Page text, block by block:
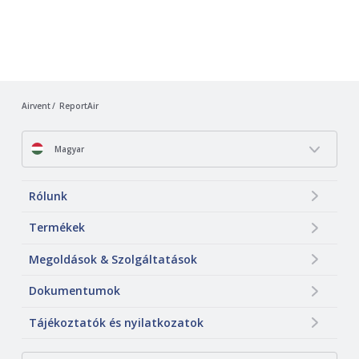
Airvent ReportAir
Magyar
Rólunk
Termékek
Megoldások & Szolgáltatások
Dokumentumok
Tájékoztatók és nyilatkozatok